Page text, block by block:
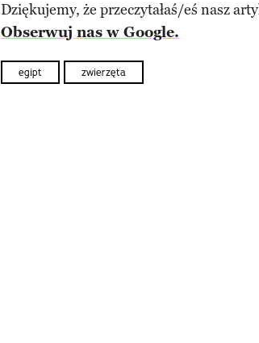
Dziękujemy, że przeczytałaś/eś nasz
Obserwuj nas w Google.
egipt zwierzęta